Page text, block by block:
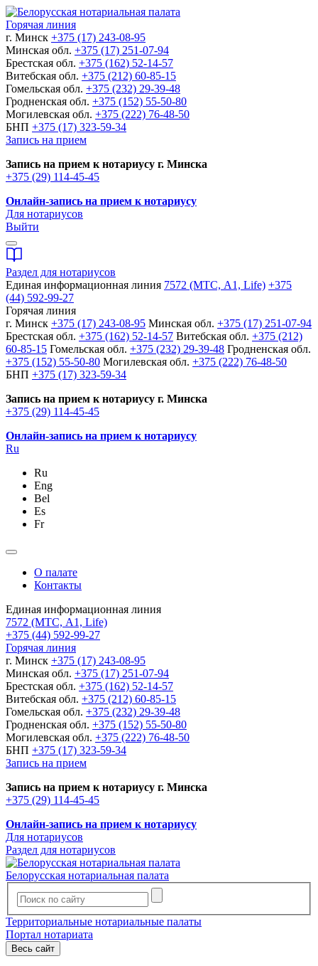
Горячая линия
г. Минск +375 (17) 243-08-95
Минская обл. +375 (17) 251-07-94
Брестская обл. +375 (162) 52-14-57
Витебская обл. +375 (212) 60-85-15
Гомельская обл. +375 (232) 29-39-48
Гродненская обл. +375 (152) 55-50-80
Могилевская обл. +375 (222) 76-48-50
БНП +375 (17) 323-59-34
Запись на прием
Запись на прием к нотариусу г. Минска
+375 (29) 114-45-45
Онлайн-запись на прием к нотариусу
Для нотариусов
Выйти
Раздел для нотариусов
Единая информационная линия 7572 (МТС, A1, Life) +375
(44) 592-99-27
Горячая линия
г. Минск +375 (17) 243-08-95 Минская обл. +375 (17) 251-07-94
Брестская обл. +375 (162) 52-14-57 Витебская обл. +375 (212)
60-85-15 Гомельская обл. +375 (232) 29-39-48 Гродненская обл.
+375 (152) 55-50-80 Могилевская обл. +375 (222) 76-48-50
БНП +375 (17) 323-59-34
Запись на прием к нотариусу г. Минска
+375 (29) 114-45-45
Онлайн-запись на прием к нотариусу
Ru
Ru
Eng
Bel
Es
Fr
О палате
Контакты
Единая информационная линия
7572 (МТС, A1, Life)
+375 (44) 592-99-27
Горячая линия
г. Минск +375 (17) 243-08-95
Минская обл. +375 (17) 251-07-94
Брестская обл. +375 (162) 52-14-57
Витебская обл. +375 (212) 60-85-15
Гомельская обл. +375 (232) 29-39-48
Гродненская обл. +375 (152) 55-50-80
Могилевская обл. +375 (222) 76-48-50
БНП +375 (17) 323-59-34
Запись на прием
Запись на прием к нотариусу г. Минска
+375 (29) 114-45-45
Онлайн-запись на прием к нотариусу
Для нотариусов
Раздел для нотариусов
Белорусская нотариальная палата
Территориальные нотариальные палаты
Портал нотариата
Весь сайт